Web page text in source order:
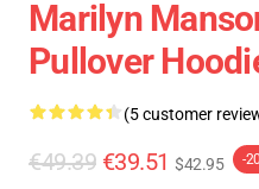
Marilyn
Pullover
(5 customer
€49.39 €39.51 $42.95 -